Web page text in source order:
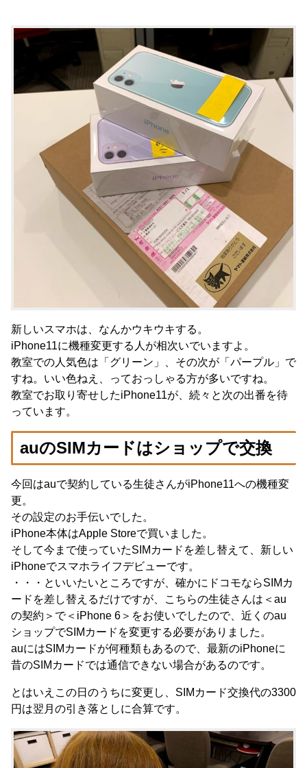
新しいスマホは、なんかウキウキする。
iPhone11に機種変更する人が相次いでいますよ。
教室での人気色は「グリーン」、その次が「パープル」で
すね。いい色ねえ、っておっしゃる方が多いですね。
教室でお取り寄せしたiPhone11が、続々と次の出番を待
っています。
auのSIMカードはショップで交換
今回はauで契約している生徒さんがiPhone11への機種変
更。
その設定のお手伝いでした。
iPhone本体はApple Storeで買いました。
そして今まで使っていたSIMカードを差し替えて、新しい
iPhoneでスマホライフデビューです。
・・・といいたいところですが、確かにドコモならSIMカ
ードを差し替えるだけですが、こちらの生徒さんは＜au
の契約＞で＜iPhone 6＞をお使いでしたので、近くのau
ショップでSIMカードを変更する必要がありました。
auにはSIMカードが何種類もあるので、最新のiPhoneに
昔のSIMカードでは通信できない場合があるのです。
とはいえこの日のうちに変更し、SIMカード交換代の3300
円は翌月の引き落としに合算です。